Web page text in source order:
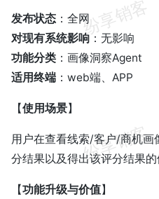
发布状态 ：全网
对现有系统影响：无影响
功能分类 ：画像洞察Agent
适用终端 ：web端、APP
【使用场景】
用户在查看线索/客户/商机画
分结果以及得出该评分结果的
【功能升级与价值】